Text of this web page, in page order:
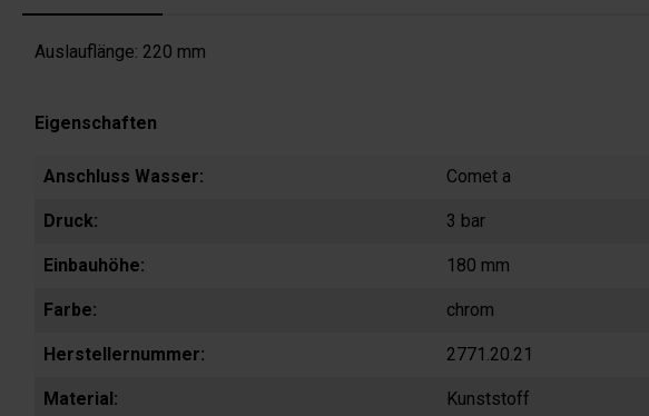
Auslauflänge: 220 mm
Eigenschaften
Anschluss Wasser: Comet a
Druck: 3 bar
Einbauhöhe: 180 mm
Farbe: chrom
Herstellernummer: 2771.20.21
Material: Kunststoff